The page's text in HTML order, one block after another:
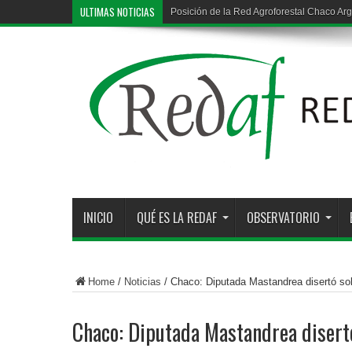
ULTIMAS NOTICIAS Posición de la Red Agroforestal Chaco
Deforestación ilegal en la región
INICIO QUÉ ES LA REDAF OBSERVATORIO
Home / Noticias / Chaco: Diputada Mastandrea disertó
Chaco: Diputada Mastandrea